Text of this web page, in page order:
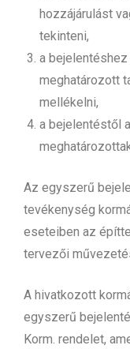
hozzájárulást
tekinteni,
a
meghatározott
mellékelni,
a bejelentéstől
Az egyszerű
tevékenység
eseteiben az
tervezői
A hivatkozott
egyszerű
Korm. rendelet,